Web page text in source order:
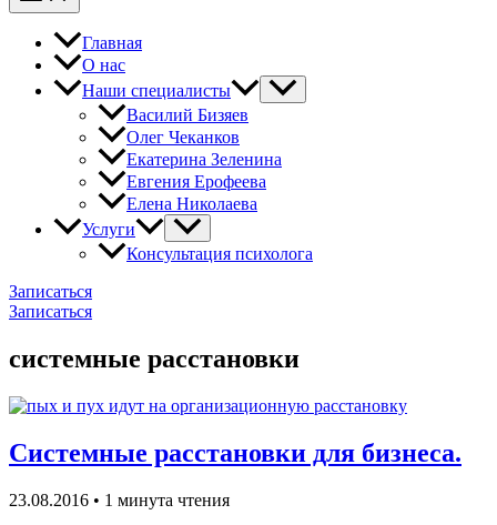
Главная
О нас
Наши специалисты
Василий Бизяев
Олег Чеканков
Екатерина Зеленина
Евгения Ерофеева
Елена Николаева
Услуги
Консультация психолога
Записаться
Записаться
системные расстановки
Системные расстановки для бизнеса.
23.08.2016 • 1 минута чтения